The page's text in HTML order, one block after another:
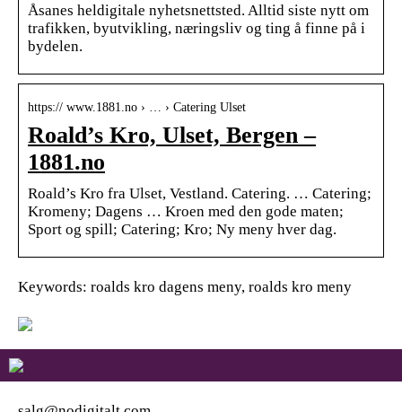
Åsanes heldigitale nyhetsnettsted. Alltid siste nytt om
trafikken, byutvikling, næringsliv og ting å finne på i
bydelen.
https:// www.1881.no › … › Catering Ulset
Roald’s Kro, Ulset, Bergen –
1881.no
Roald’s Kro fra Ulset, Vestland. Catering. … Catering;
Kromeny; Dagens … Kroen med den gode maten;
Sport og spill; Catering; Kro; Ny meny hver dag.
Keywords: roalds kro dagens meny, roalds kro meny